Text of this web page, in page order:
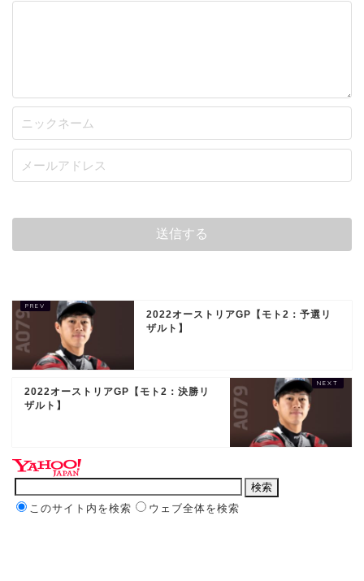
2022オーストリアGP【モト2：予選リ
ザルト】
2022オーストリアGP【モト2：決勝リ
ザルト】
このサイト内を検索 ウェブ全体を検索